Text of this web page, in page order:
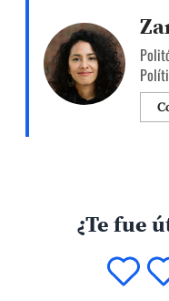
el 2017.
secretaria
Finanzas (MEF),
¿Te fue